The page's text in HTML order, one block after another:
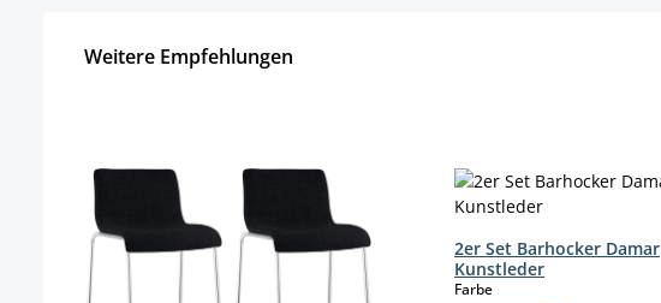
Weitere Empfehlungen
2er Set Barhocker Damar
Kunstleder
Farbeauswählen